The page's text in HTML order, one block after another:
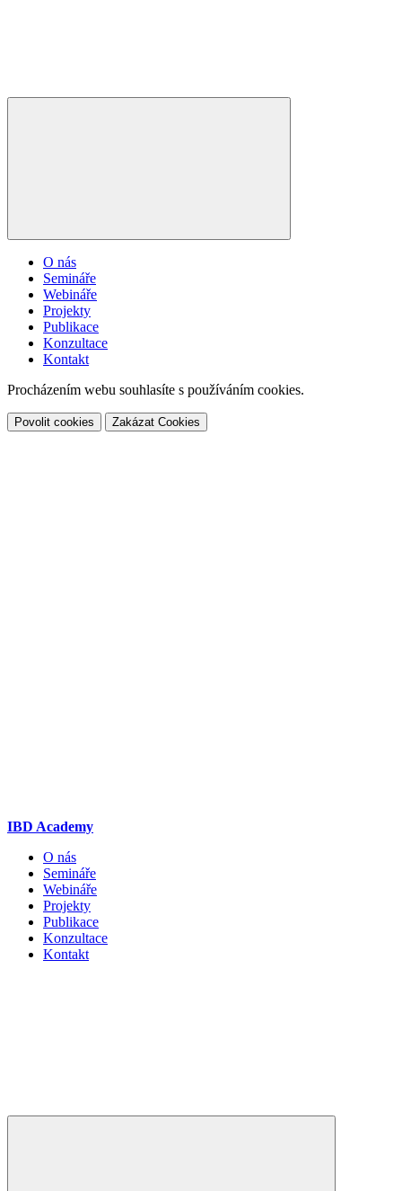
O nás
Semináře
Webináře
Projekty
Publikace
Konzultace
Kontakt
Procházením webu souhlasíte s používáním cookies.
Povolit cookies Zakázat Cookies
IBD Academy
O nás
Semináře
Webináře
Projekty
Publikace
Konzultace
Kontakt